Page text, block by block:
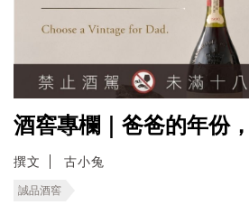
酒窖專欄｜爸爸的年份
撰文 古小兔
誠品酒窖